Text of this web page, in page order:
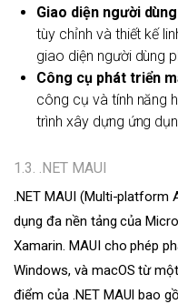
Giao diện người
tùy chỉnh và thiết kế
giao diện người dùng
Công cụ phát triển
công cụ và tính năng
trình xây dựng ứng
1.3. .NET MAUI
.NET MAUI (Multi-platform
dụng đa nền tảng của
Xamarin. MAUI cho phép
Windows, và macOS từ
điểm của .NET MAUI bao